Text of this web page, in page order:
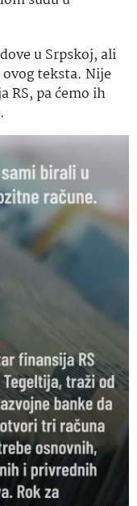
u Srpskoj, ali
teksta. Nije
RS, pa ćemo ih